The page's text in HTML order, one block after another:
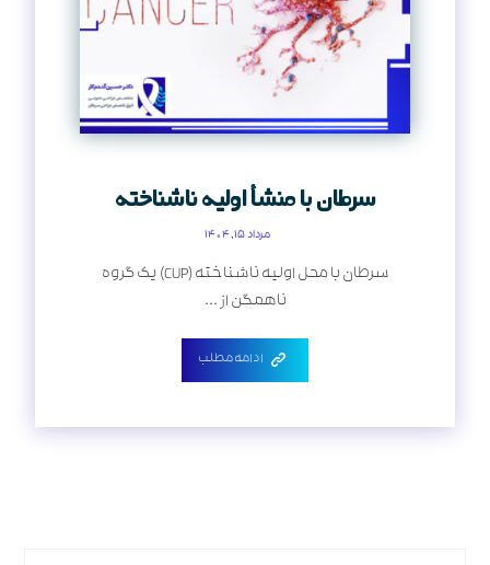
سرطان با منشأ اولیه ناشناخته
مرداد ۱۵, ۱۴۰۴
سرطان با محل اولیه ناشناخته (CUP) یک گروه
ناهمگن از ...
ادامه مطلب